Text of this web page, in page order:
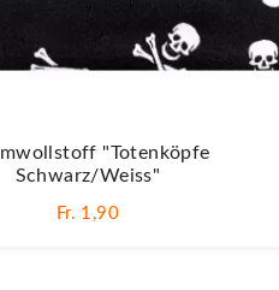
"Totenköpfe
Schwarz/weiss"
Fr. 1,90